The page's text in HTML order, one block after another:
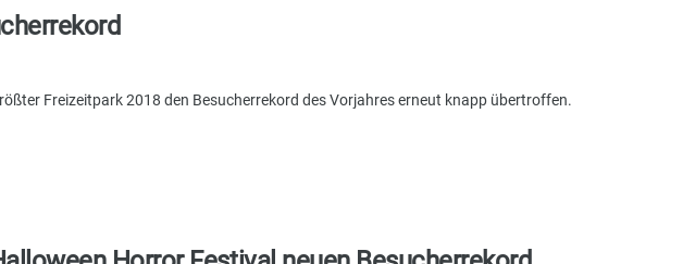
Freizeitpark 2018 den Besucherrekord des Vorjahres erneut knapp übertroffen.